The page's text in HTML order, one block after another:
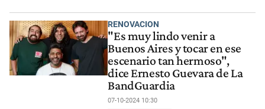
RENOVACION
"Es muy lindo venir a
Buenos Aires y tocar en ese
escenario tan hermoso",
dice Ernesto Guevara de La
BandGuardia
07-10-2024 10:30